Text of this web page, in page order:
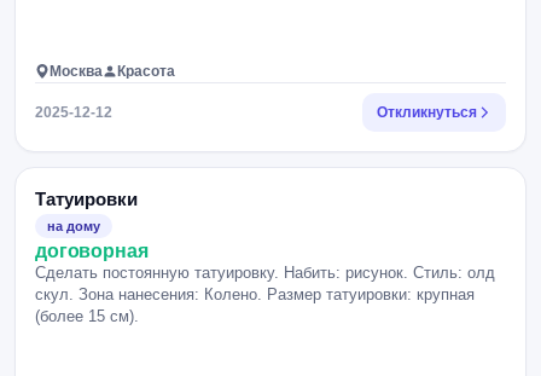
Москва Красота
2025-12-12 Откликнуться
Татуировки
на дому
договорная
Сделать постоянную татуировку. Набить: рисунок. Стиль: олд
скул. Зона нанесения: Колено. Размер татуировки: крупная
(более 15 см).